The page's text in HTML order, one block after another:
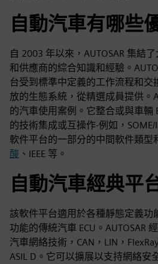
自動汽車有哪些
自 2003 年以來，AUTOSAR 集結
和供應商的綜合知識和經驗。
台受到標準中定義的工作流程和交
放的生態系統，從精選成員提供。
的汽車使用案例。它整合或與車輛
的技術集成或互操作-例如，SOME/
軟件平台的一部分的中間軟件類型
酸 、IEEE 等。
自動汽車經典平
該軟件平台適用於各種靜態定義功
功能的傳統汽車 ECU。AUTOSAR
汽車網絡技術，CAN，LIN，
ASIL D。它可以擴展以支持網絡安